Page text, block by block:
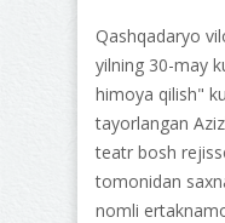
Qashqadaryo
yilning 30-may
himoya qilish"
tayorlangan
teatr bosh
tomonidan
nomli